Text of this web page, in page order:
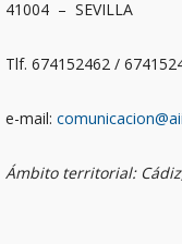
41004 – SEVILLA
Tlf. 674152462 /
e-mail:
Ámbito territorial: